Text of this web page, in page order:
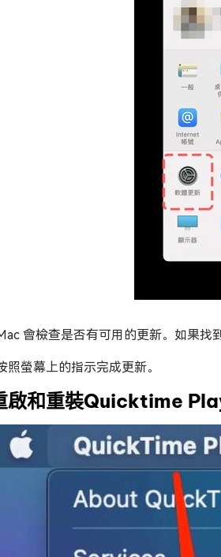
會檢查是否有可用的更新。如果找
照螢幕上的指示完成更新。
啟和重裝Quicktime